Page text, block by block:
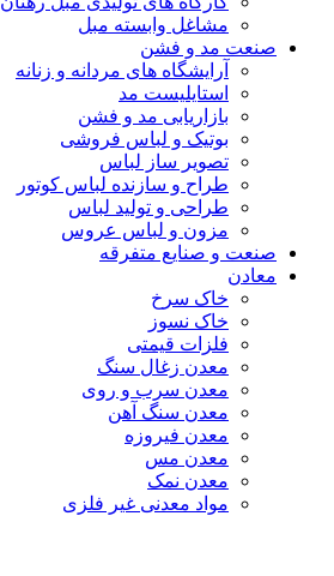
مشاغل وابسته مبل
صنعت مد و فشن
آرایشگاه های مردانه و زنانه
استایلیست مد
بازاریابی مد و فشن
بوتیک و لباس فروشی
تصویر ساز لباس
طراح و سازنده لباس کوتور
طراحی و تولید لباس
مزون و لباس عروس
صنعت و صنایع متفرقه
معادن
خاک سرخ
خاک نسوز
فلزات قیمتی
معدن زغال سنگ
معدن سرب و روی
معدن سنگ آهن
معدن فیروزه
معدن مس
معدن نمک
مواد معدنی غیر فلزی